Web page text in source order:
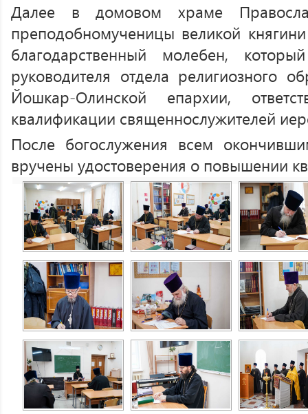
Далее в домовом храме
преподобномученицы великой
благодарственный молебен,
руководителя отдела религиозного
Йошкар-Олинской епархии,
квалификации священнослужителей
После богослужения всем
вручены удостоверения о повышении